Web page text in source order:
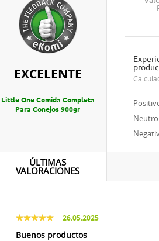
EXCELENTE
Little One Comida Completa
Para Conejos 900gr
Experiencia del
Neutro
ÚLTIMAS
VALORACIONES
26.05.2025
Buenos productos